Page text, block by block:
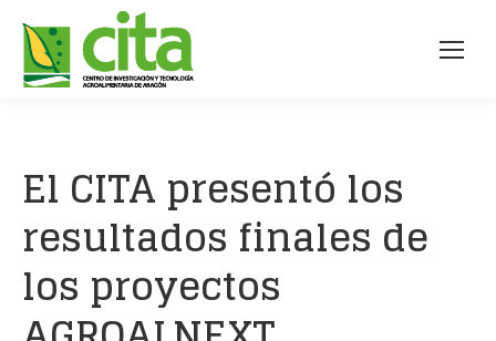
El CITA presentó los
resultados finales de
los proyectos